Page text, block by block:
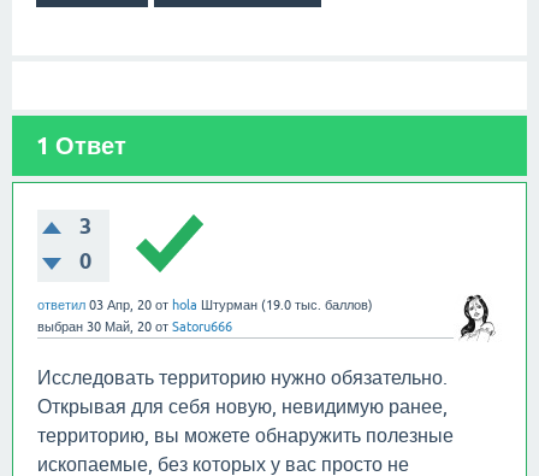
1 Ответ
3
0
ответил 03 Апр, 20 от hola Штурман (19.0 тыс. баллов)
выбран 30 Май, 20 от Satoru666
Исследовать территорию нужно обязательно.
Открывая для себя новую, невидимую ранее,
территорию, вы можете обнаружить полезные
ископаемые, без которых у вас просто не